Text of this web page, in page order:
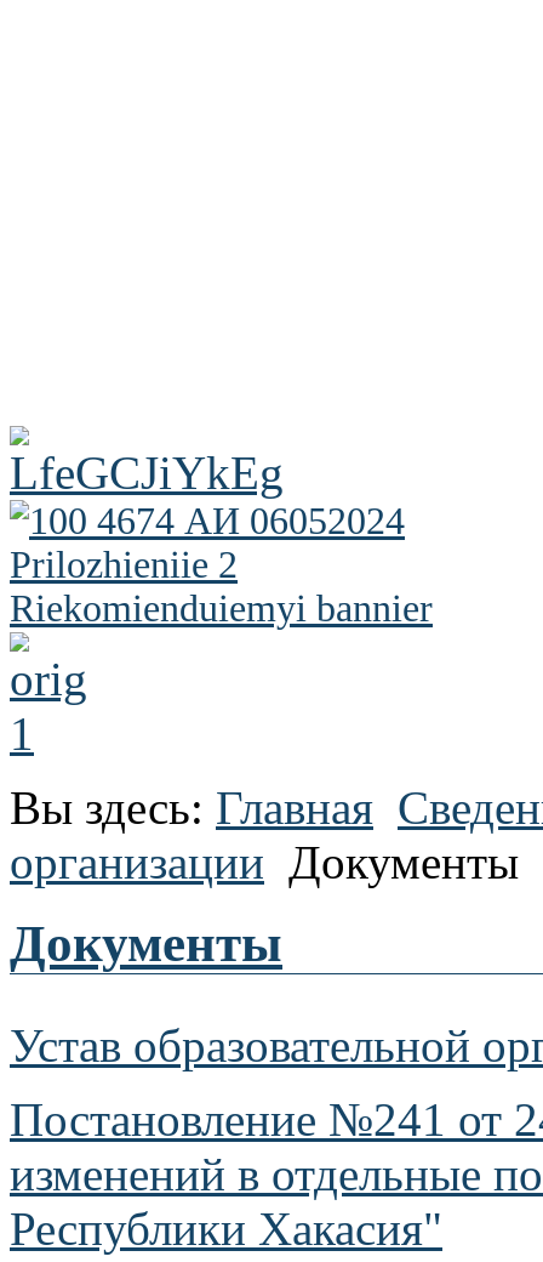
Вы здесь: Главная
организации Документы
Документы
Устав образовательной
Постановление №241 от
изменений в отдельные
Республики Хакасия"